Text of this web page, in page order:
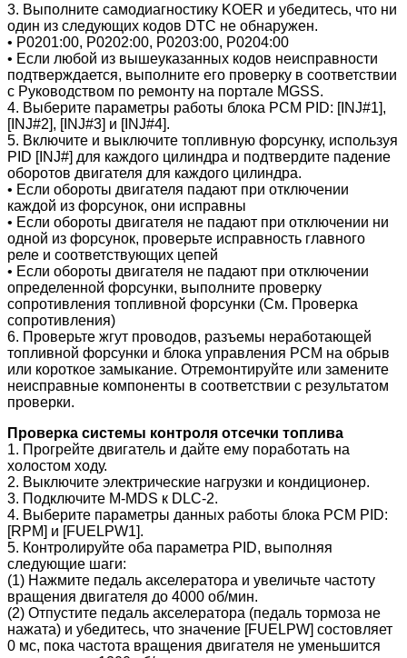
3. Выполните самодиагностику KOER и убедитесь, что ни
один из следующих кодов DTC не обнаружен.
• P0201:00, P0202:00, P0203:00, P0204:00
• Если любой из вышеуказанных кодов неисправности
подтверждается, выполните его проверку в соответствии
с Руководством по ремонту на портале MGSS.
4. Выберите параметры работы блока РСМ PID: [INJ#1],
[INJ#2], [INJ#3] и [INJ#4].
5. Включите и выключите топливную форсунку, используя
PID [INJ#] для каждого цилиндра и подтвердите падение
оборотов двигателя для каждого цилиндра.
• Если обороты двигателя падают при отключении
каждой из форсунок, они исправны
• Если обороты двигателя не падают при отключении ни
одной из форсунок, проверьте исправность главного
реле и соответствующих цепей
• Если обороты двигателя не падают при отключении
определенной форсунки, выполните проверку
сопротивления топливной форсунки (См. Проверка
сопротивления)
6. Проверьте жгут проводов, разъемы неработающей
топливной форсунки и блока управления РСМ на обрыв
или короткое замыкание. Отремонтируйте или замените
неисправные компоненты в соответствии с результатом
проверки.
Проверка системы контроля отсечки топлива
1. Прогрейте двигатель и дайте ему поработать на
холостом ходу.
2. Выключите электрические нагрузки и кондиционер.
3. Подключите M-MDS к DLC-2.
4. Выберите параметры данных работы блока РСМ PID:
[RPM] и [FUELPW1].
5. Контролируйте оба параметра PID, выполняя
следующие шаги:
(1) Нажмите педаль акселератора и увеличьте частоту
вращения двигателя до 4000 об/мин.
(2) Отпустите педаль акселератора (педаль тормоза не
нажата) и убедитесь, что значение [FUELPW] состовляет
0 мс, пока частота вращения двигателя не уменьшится